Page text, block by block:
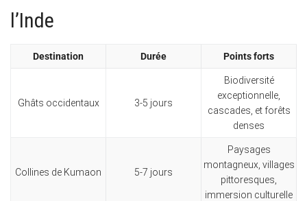
l’Inde
Destination Durée Points forts
Ghâts occidentaux 3-5 jours
Biodiversité
exceptionnelle,
cascades, et forêts
denses
Collines de Kumaon 5-7 jours
Paysages
montagneux, villages
pittoresques,
immersion culturelle